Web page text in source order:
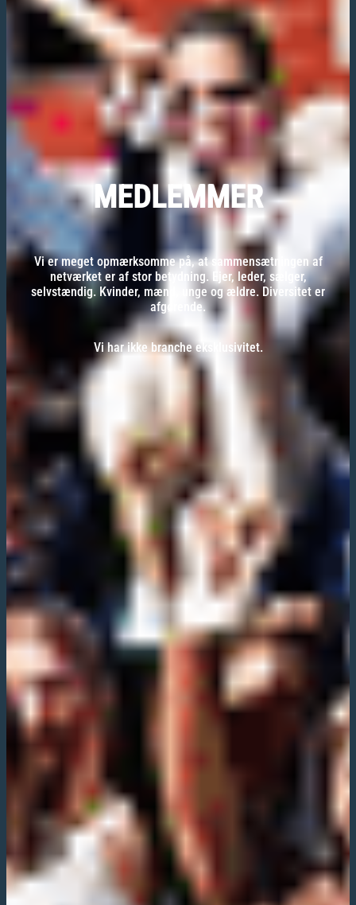
MEDLEMMER
Vi er meget opmærksomme på, at sammensætningen af
netværket er af stor betydning. Ejer, leder, sælger,
selvstændig. Kvinder, mænd, unge og ældre. Diversitet er
afgørende.
Vi har ikke branche eksklusivitet.